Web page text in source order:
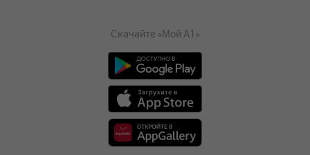
Скачайте «Мой А1»